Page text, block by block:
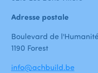
Adresse postale
Boulevard de
1190 Forest
info@achbuild.be